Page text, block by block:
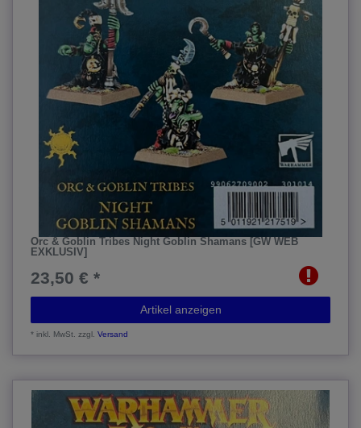
Orc & Goblin Tribes Night Goblin Shamans [GW WEB
EXKLUSIV]
23,50 € *
Artikel anzeigen
*inkl. MwSt. zzgl.Versand